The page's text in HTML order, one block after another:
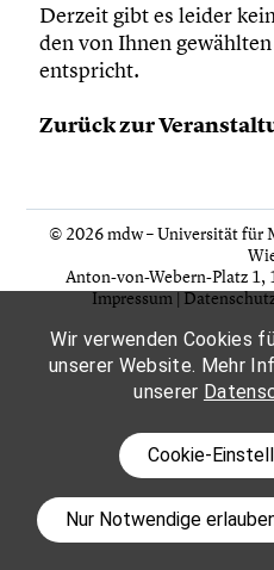
Wir verwenden Cookies
unserer Website. Mehr
unserer
Cookie-
Nur Notwendige
Derzeit gibt es leider
den von Ihnen
entspricht.
Zurück zur
© 2026 mdw – Universität für
Anton-von-Webern-Platz 1,
Impressum|